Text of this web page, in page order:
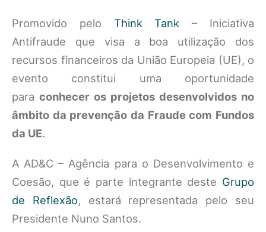
Promovido pelo Think Tank – Iniciativa
Antifraude que visa a boa utilização dos
recursos financeiros da União Europeia (UE), o
evento constitui uma oportunidade
para conhecer os projetos desenvolvidos no
âmbito da prevenção da Fraude com Fundos
da UE.
A AD&C – Agência para o Desenvolvimento e
Coesão, que é parte integrante deste Grupo
de Reflexão, estará representada pelo seu
Presidente Nuno Santos.